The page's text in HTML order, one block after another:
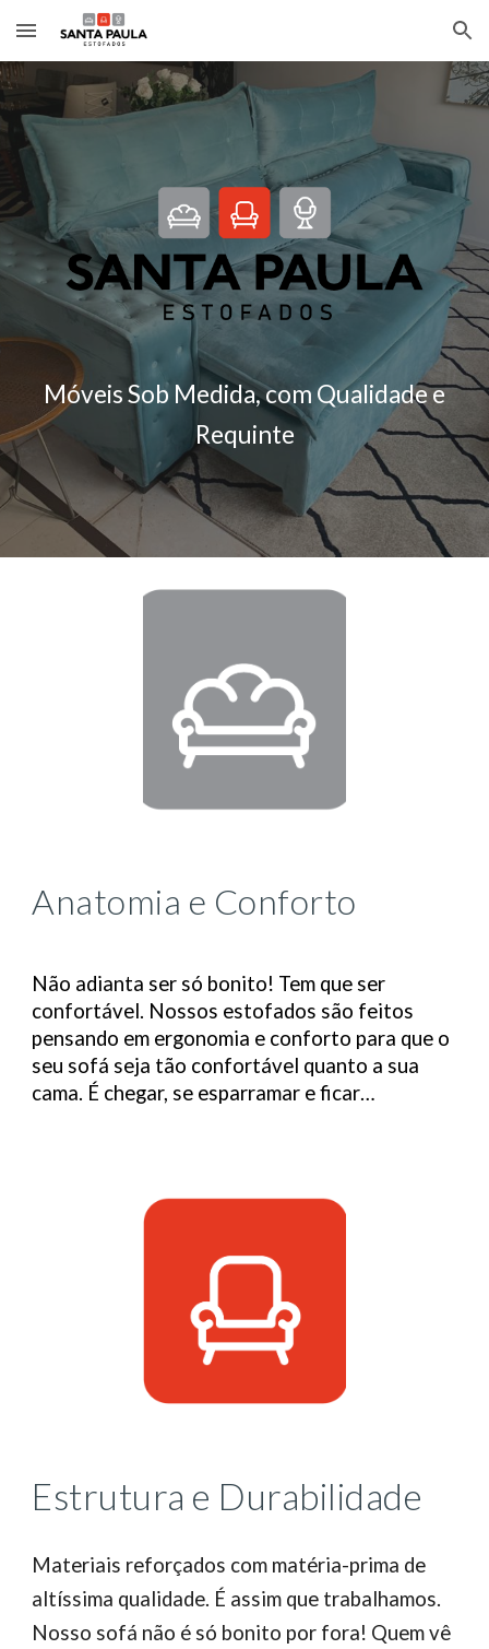
Skip to main content Skip to navigation
Móveis Sob Medida, com Qualidade e
Requinte
Anatomia e Conforto
Não adianta ser só bonito! Tem que ser
confortável. Nossos estofados são feitos
pensando em ergonomia e conforto para que o
seu sofá seja tão confortável quanto a sua
cama. É chegar, se esparramar e ficar…
Estrutura e Durabilidade
Materiais reforçados com matéria-prima de
altíssima qualidade. É assim que trabalhamos.
Nosso sofá não é só bonito por fora! Quem vê